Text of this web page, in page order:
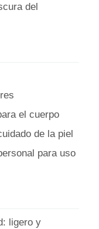
del
el cuerpo
de la piel
para uso
ligero y